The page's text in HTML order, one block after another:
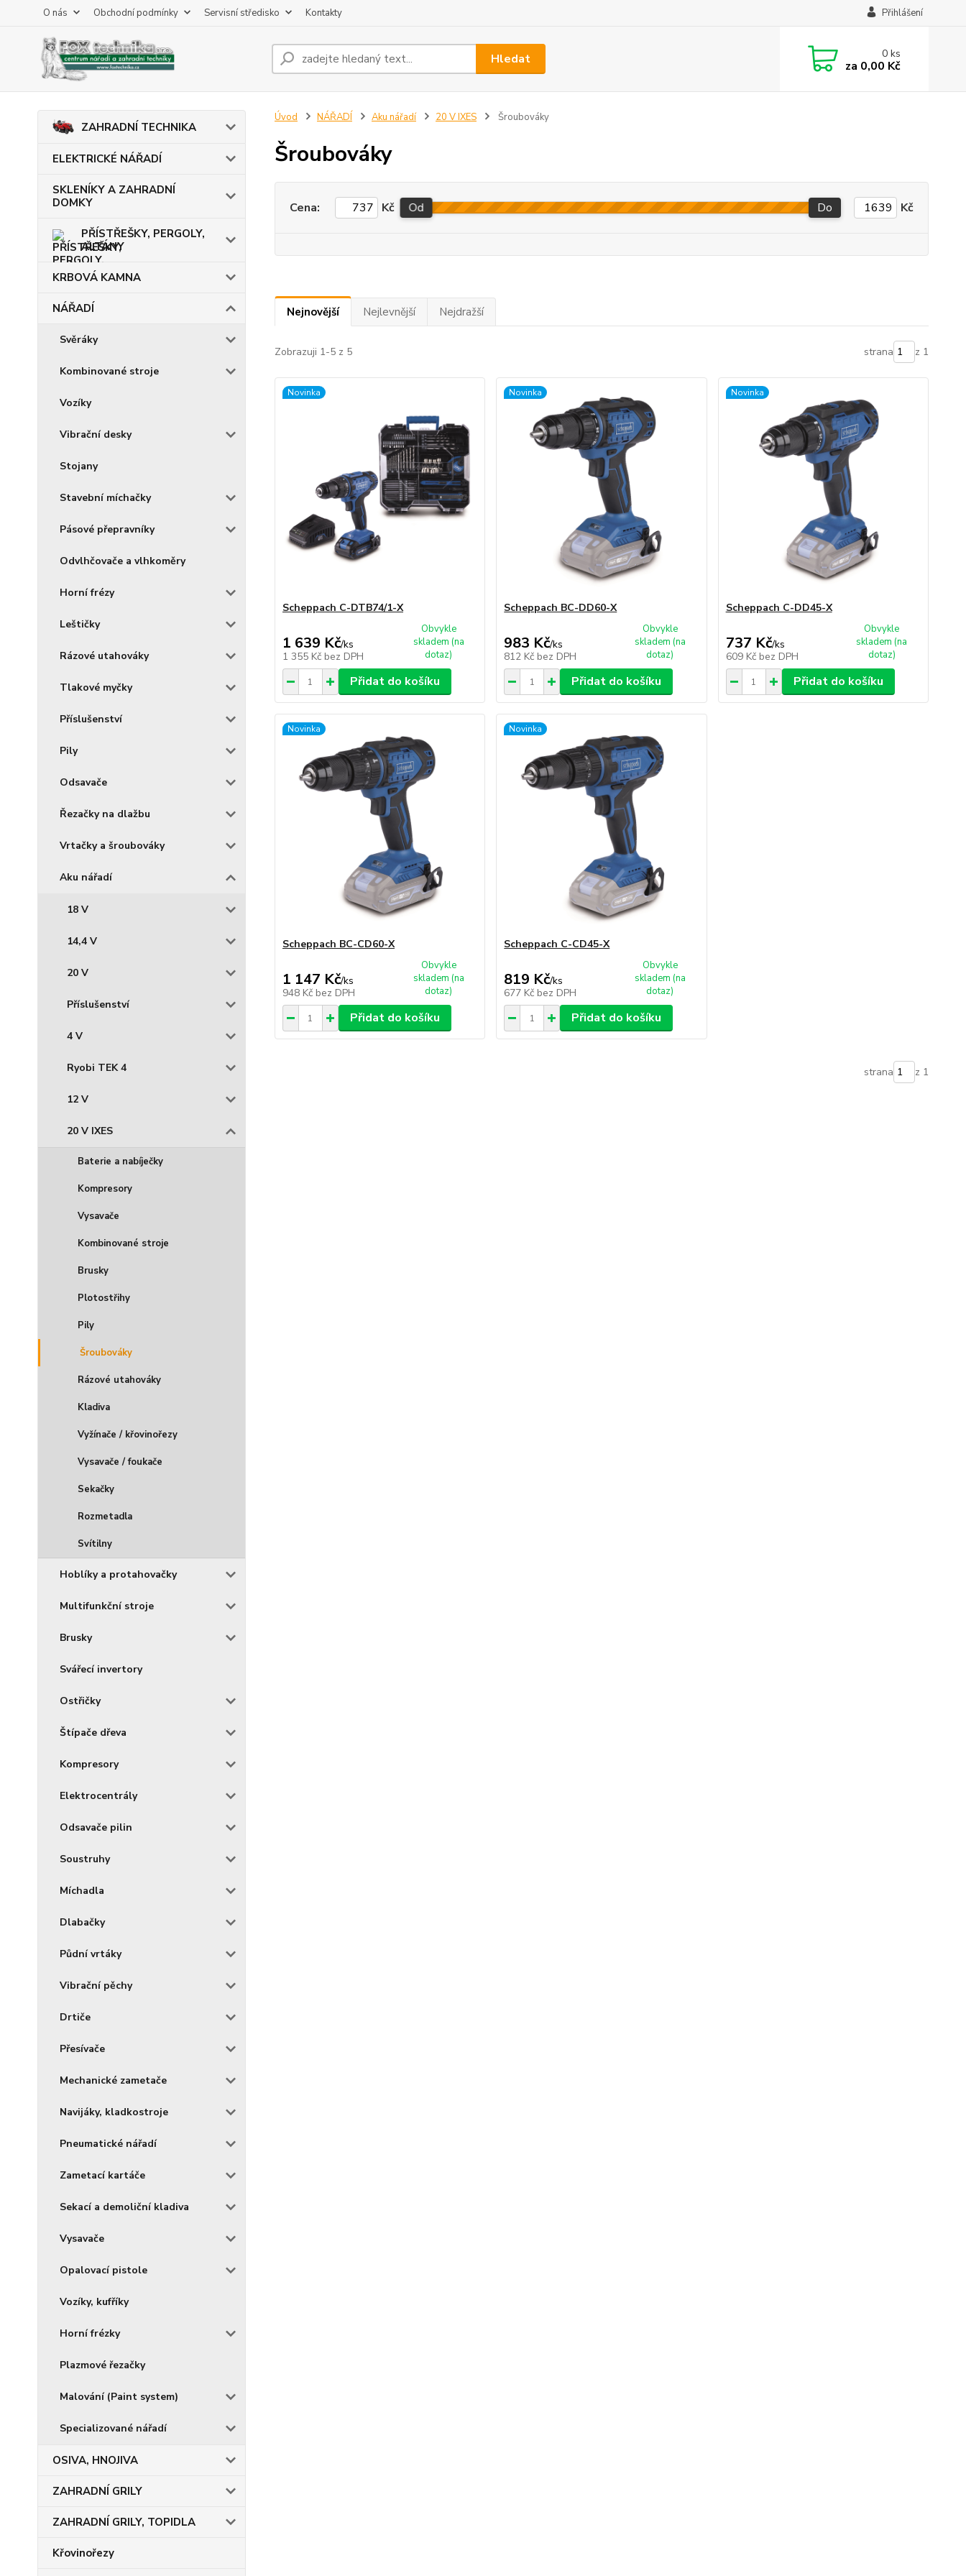
O nás Obchodní podmínky Servisní středisko Kontakty Přihlášení
Hledat 0ks
za 0,00 Kč
ZAHRADNÍ TECHNIKA
ELEKTRICKÉ NÁŘADÍ
SKLENÍKY A ZAHRADNÍ
DOMKY
PŘÍSTŘEŠKY, PERGOLY,
ALTÁNY
KRBOVÁ KAMNA
NÁŘADÍ
Svěráky
Kombinované stroje
Vozíky
Vibrační desky
Stojany
Stavební míchačky
Pásové přepravníky
Odvlhčovače a vlhkoměry
Horní frézy
Leštičky
Rázové utahováky
Tlakové myčky
Příslušenství
Pily
Odsavače
Řezačky na dlažbu
Vrtačky a šroubováky
Aku nářadí
18 V
14,4 V
20 V
Příslušenství
4 V
Ryobi TEK 4
12 V
20 V IXES
Baterie a nabíječky
Kompresory
Vysavače
Kombinované stroje
Brusky
Plotostřihy
Pily
Šroubováky
Rázové utahováky
Kladiva
Vyžínače / křovinořezy
Vysavače / foukače
Sekačky
Rozmetadla
Svítilny
Hoblíky a protahovačky
Multifunkční stroje
Brusky
Svářecí invertory
Ostřičky
Štípače dřeva
Kompresory
Elektrocentrály
Odsavače pilin
Soustruhy
Míchadla
Dlabačky
Půdní vrtáky
Vibrační pěchy
Drtiče
Přesívače
Mechanické zametače
Navijáky, kladkostroje
Pneumatické nářadí
Zametací kartáče
Sekací a demoliční kladiva
Vysavače
Opalovací pistole
Vozíky, kufříky
Horní frézky
Plazmové řezačky
Malování (Paint system)
Specializované nářadí
OSIVA, HNOJIVA
ZAHRADNÍ GRILY
ZAHRADNÍ GRILY, TOPIDLA
Křovinořezy
Úvod NÁŘADÍ Aku nářadí 20 V IXES Šroubováky
Šroubováky
Cena: Kč Od Do Kč
Nejnovější Nejlevnější Nejdražší
Zobrazuji 1-5 z 5 strana z 1
Novinka
Scheppach C-DTB74/1-X
1 639 Kč/ks
1 355 Kč bez DPH
Obvykle
skladem (na
dotaz)
Přidat do košíku
Novinka
Scheppach BC-DD60-X
983 Kč/ks
812 Kč bez DPH
Obvykle
skladem (na
dotaz)
Přidat do košíku
Novinka
Scheppach C-DD45-X
737 Kč/ks
609 Kč bez DPH
Obvykle
skladem (na
dotaz)
Přidat do košíku
Novinka
Scheppach BC-CD60-X
1 147 Kč/ks
948 Kč bez DPH
Obvykle
skladem (na
dotaz)
Přidat do košíku
Novinka
Scheppach C-CD45-X
819 Kč/ks
677 Kč bez DPH
Obvykle
skladem (na
dotaz)
Přidat do košíku
strana z 1